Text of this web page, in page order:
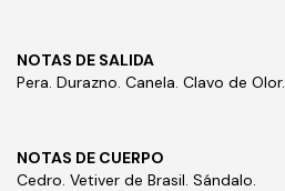
NOTAS DE SALIDA
Pera. Durazno. Canela. Clavo de Olor.
NOTAS DE CUERPO
Cedro. Vetiver de Brasil. Sándalo.